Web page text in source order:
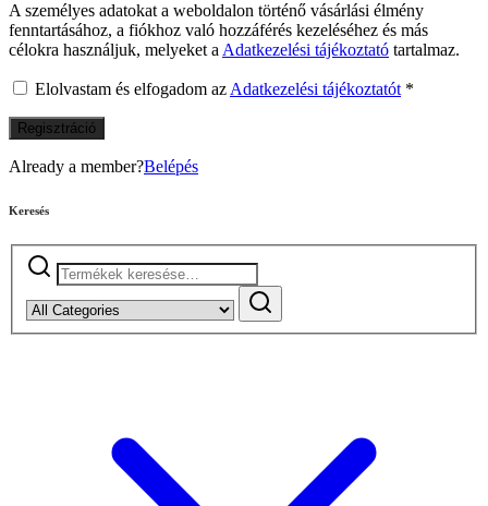
A személyes adatokat a weboldalon történő vásárlási élmény
fenntartásához, a fiókhoz való hozzáférés kezeléséhez és más
célokra használjuk, melyeket aAdatkezelési tájékoztató tartalmaz.
Elolvastam és elfogadom azAdatkezelési tájékoztatót *
Regisztráció
Already a member?Belépés
Keresés
Keresés
következőre: